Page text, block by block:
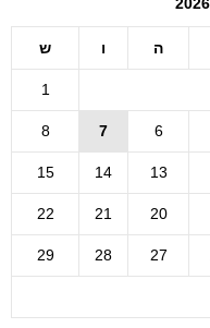
ה ו ש
1
6
7
8
13
14
15
20
21
22
27
28
29